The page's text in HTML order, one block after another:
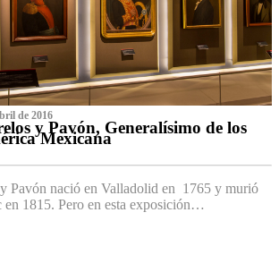
de 2016
y Pavón, Generalísimo de los
Mexicana
Pavón nació en Valladolid en 1765 y murió
en 1815. Pero en esta exposición…